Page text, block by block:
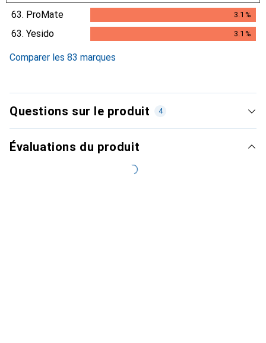
2.8%
63. ProMate 3.1 %
3.1%
63. Yesido 3.1 %
Comparer les 83 marques
Questions sur le produit 4
Évaluations du produit